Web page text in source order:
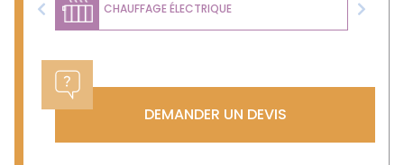
CHAUFFAGE ÉLECTRIQUE
Previous Next
DEMANDER UN DEVIS